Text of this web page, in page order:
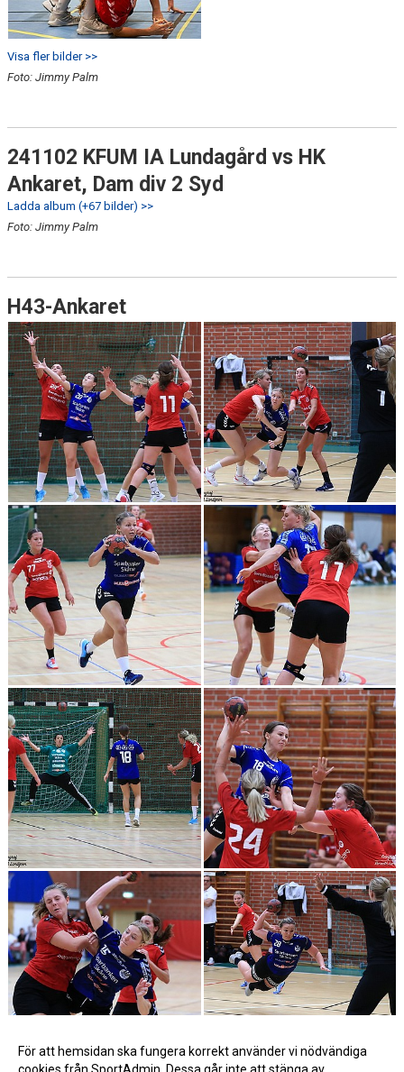
Visa fler bilder >>
Foto: Jimmy Palm
241102 KFUM IA Lundagård vs HK
Ankaret, Dam div 2 Syd
Ladda album (+67 bilder) >>
Foto: Jimmy Palm
H43-Ankaret
För att hemsidan ska fungera korrekt använder vi nödvändiga